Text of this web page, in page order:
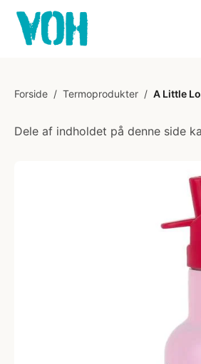
Forside / Termoprodukter / A Little
Dele af indholdet på denne side